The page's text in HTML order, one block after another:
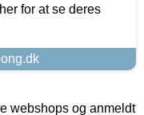
for at se deres
webshops og anmeldt